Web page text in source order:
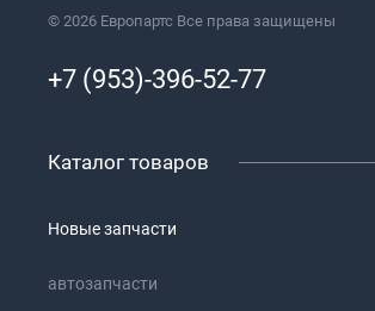
© 2026 Европартс Все права защищены
+7 (953)-396-52-77
Каталог товаров
Новые запчасти
автозапчасти